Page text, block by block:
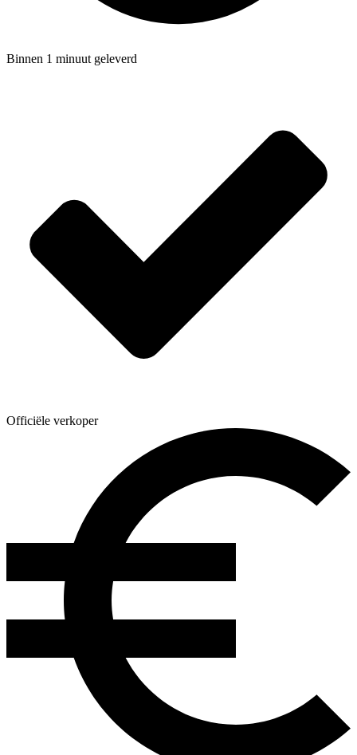
Binnen 1 minuut geleverd
Officiële verkoper